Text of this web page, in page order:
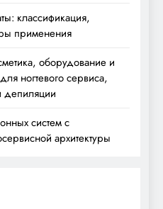
классификация,
применения
оборудование и
ногтевого сервиса,
депиляции
систем с
архитектуры